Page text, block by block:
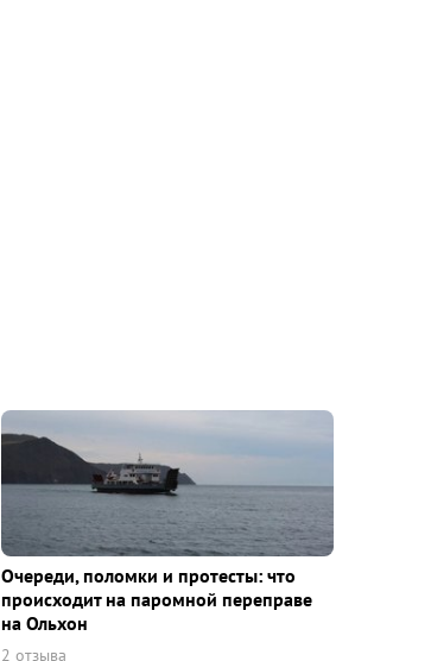
Очереди, поломки и протесты: что
происходит на паромной переправе
на Ольхон
2 отзыва